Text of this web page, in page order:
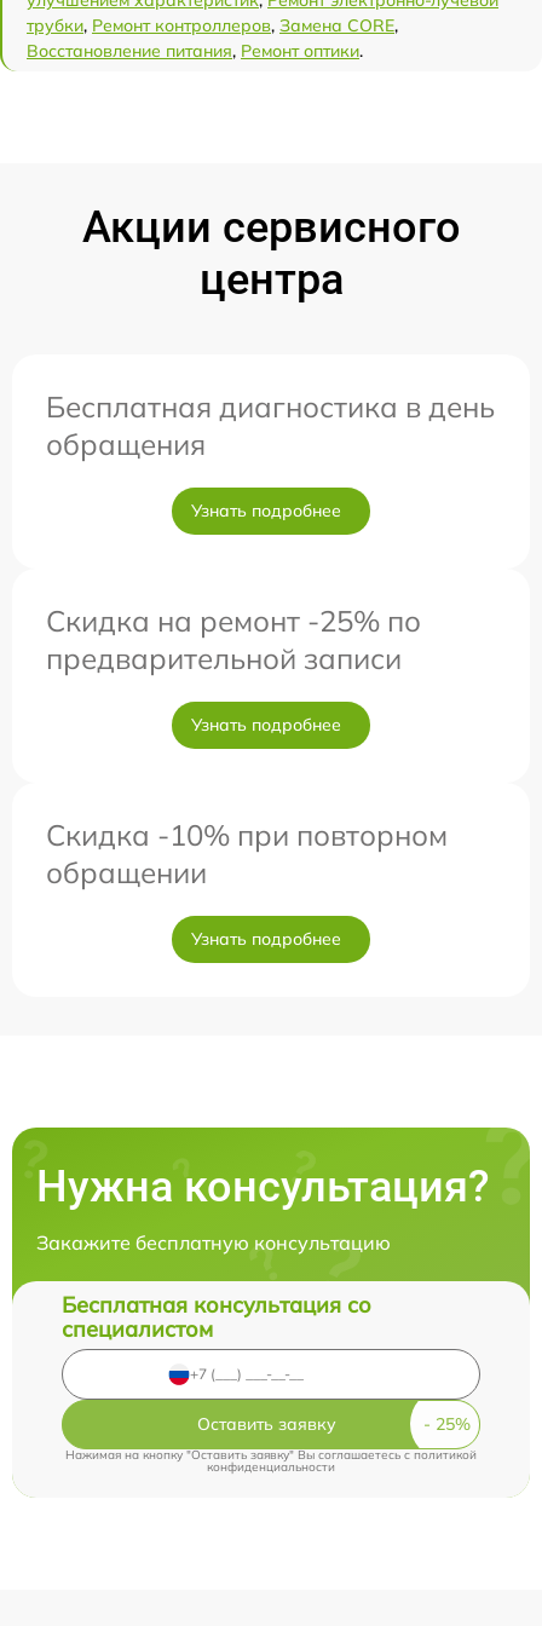
трубки, Ремонт контроллеров, Замена CORE,
Восстановление питания, Ремонт оптики.
Акции сервисного
центра
Бесплатная диагностика в день
обращения
Узнать подробнее
Скидка на ремонт -25% по
предварительной записи
Узнать подробнее
Скидка -10% при повторном
обращении
Узнать подробнее
Нужна консультация?
Закажите бесплатную консультацию
Бесплатная консультация со
специалистом
Оставить заявку
Нажимая на кнопку "Оставить заявку" Вы соглашаетесь cполитикой
конфиденциальности